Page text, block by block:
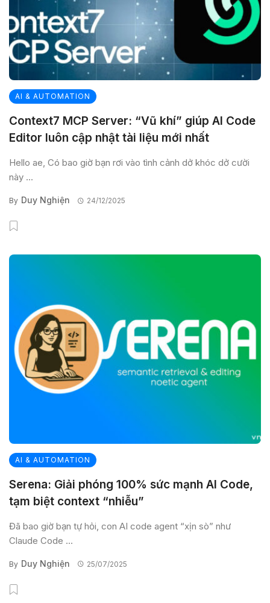
AI & AUTOMATION
Context7 MCP Server: “Vũ khí” giúp AI Code
Editor luôn cập nhật tài liệu mới nhất
Hello ae, Có bao giờ bạn rơi vào tình cảnh dở khóc dở cười
này ...
By Duy Nghiện 24/12/2025
AI & AUTOMATION
Serena: Giải phóng 100% sức mạnh AI Code,
tạm biệt context “nhiễu”
Đã bao giờ bạn tự hỏi, con AI code agent “xịn sò” như
Claude Code ...
By Duy Nghiện 25/07/2025